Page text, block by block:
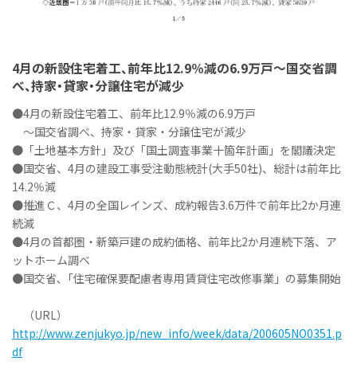
4月の新設住宅着工、前年比12.9％減の6.9万戸～国交省調
べ、持家・貸家・分譲住宅が減少
●4月の新設住宅着工、前年比12.9％減の6.9万戸
～国交省調べ、持家・貸家・分譲住宅が減少
●「土地基本方針」及び「国土調査事業十箇年計画」を閣議決定
●国交省、4月の建設工事受注動態統計(大手50社)、総計は前年比
14.2％減
●推進Ｃ、4月の全国レインズ、成約報告3.6万件で前年比2か月連
続減
●4月の首都圏・新築戸建の成約価格、前年比2か月連続下落、ア
ットホーム調べ
●国交省､「住宅確保要配慮者専用賃貸住宅改修事業」の募集開始
（URL）
http://www.zenjukyo.jp/new_info/week/data/200605NO0351.p
df